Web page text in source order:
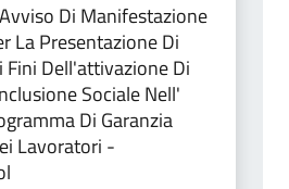
Di Manifestazione
La Presentazione Di
Fini Dell'attivazione Di
Sociale Nell'
Di Garanzia
Lavoratori -